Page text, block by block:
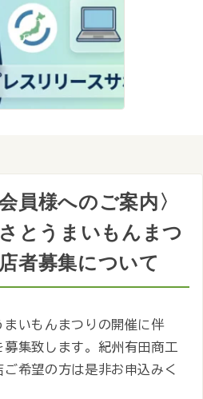
員様へのご案内〉
とうまいもんまつ
者募集について
いもんまつりの開催に伴
集致します。紀州有田商工
希望の方は是非お申込みく